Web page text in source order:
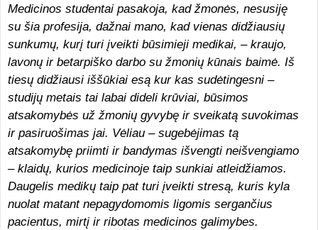
Medicinos studentai pasakoja, kad žmonės, nesusiję
su šia profesija, dažnai mano, kad vienas didžiausių
sunkumų, kurį turi įveikti būsimieji medikai, – kraujo,
lavonų ir betarpiško darbo su žmonių kūnais baimė. Iš
tiesų didžiausi iššūkiai esą kur kas sudėtingesni –
studijų metais tai labai dideli krūviai, būsimos
atsakomybės už žmonių gyvybę ir sveikatą suvokimas
ir pasiruošimas jai. Vėliau – sugebėjimas tą
atsakomybę priimti ir bandymas išvengti neišvengiamo
– klaidų, kurios medicinoje taip sunkiai atleidžiamos.
Daugelis medikų taip pat turi įveikti stresą, kuris kyla
nuolat matant nepagydomomis ligomis sergančius
pacientus, mirtį ir ribotas medicinos galimybes.